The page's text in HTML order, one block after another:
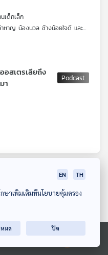
ระเทศไทย
เด็กเล็ก
หาญ น้องนวล ช้างน้อยใจดี และ
กฝั่งลำธาร ระหว่างเส้นทางไปทะเล
ท่ามกลางความวุ่นวาย ทั้งสามก็ได้
ให้ถึงทะเลให้ได้ ใน สื่อเสียงนิทาน
อสเตรเลียถึง
า
EN TH
กษาเพิ่มเติมที่นโยบายคุ้มครอง
มด ปิด